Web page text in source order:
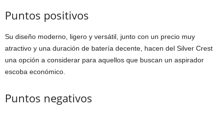
Puntos positivos
Su diseño moderno, ligero y versátil, junto con un precio muy
atractivo y una duración de batería decente, hacen del Silver Crest
una opción a considerar para aquellos que buscan un aspirador
escoba económico.
Puntos negativos